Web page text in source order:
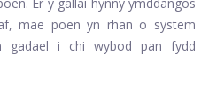
mae poen yn rhan o system
gadael i chi wybod pan fydd